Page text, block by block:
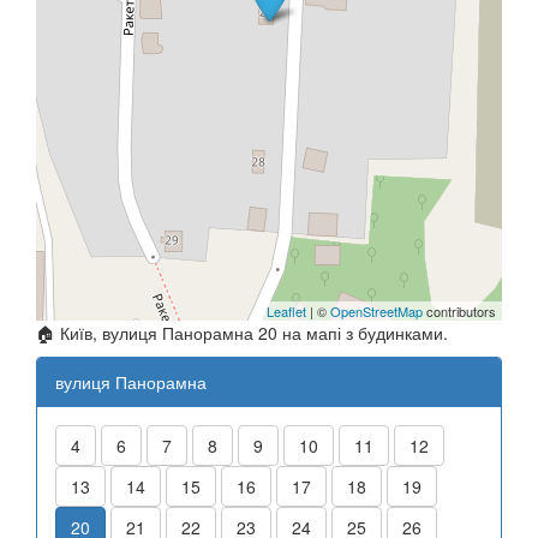
Leaflet | ©OpenStreetMapcontributors
🏠 Київ, вулиця Панорамна 20 на мапі з будинками.
вулиця Панорамна
4 6 7 8 9 10 11
12
13
14 15 16 17 18
19
20
21 22 23 24 25 26